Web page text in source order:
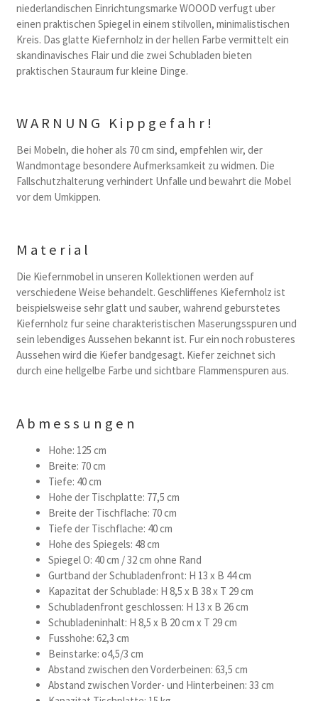
niederlandischen Einrichtungsmarke WOOOD verfugt uber
einen praktischen Spiegel in einem stilvollen, minimalistischen
Kreis. Das glatte Kiefernholz in der hellen Farbe vermittelt ein
skandinavisches Flair und die zwei Schubladen bieten
praktischen Stauraum fur kleine Dinge.
WARNUNG Kippgefahr!
Bei Mobeln, die hoher als 70 cm sind, empfehlen wir, der
Wandmontage besondere Aufmerksamkeit zu widmen. Die
Fallschutzhalterung verhindert Unfalle und bewahrt die Mobel
vor dem Umkippen.
Material
Die Kiefernmobel in unseren Kollektionen werden auf
verschiedene Weise behandelt. Geschliffenes Kiefernholz ist
beispielsweise sehr glatt und sauber, wahrend geburstetes
Kiefernholz fur seine charakteristischen Maserungsspuren und
sein lebendiges Aussehen bekannt ist. Fur ein noch robusteres
Aussehen wird die Kiefer bandgesagt. Kiefer zeichnet sich
durch eine hellgelbe Farbe und sichtbare Flammenspuren aus.
Abmessungen
Hohe: 125 cm
Breite: 70 cm
Tiefe: 40 cm
Hohe der Tischplatte: 77,5 cm
Breite der Tischflache: 70 cm
Tiefe der Tischflache: 40 cm
Hohe des Spiegels: 48 cm
Spiegel O: 40 cm / 32 cm ohne Rand
Gurtband der Schubladenfront: H 13 x B 44 cm
Kapazitat der Schublade: H 8,5 x B 38 x T 29 cm
Schubladenfront geschlossen: H 13 x B 26 cm
Schubladeninhalt: H 8,5 x B 20 cm x T 29 cm
Fusshohe: 62,3 cm
Beinstarke: o4,5/3 cm
Abstand zwischen den Vorderbeinen: 63,5 cm
Abstand zwischen Vorder- und Hinterbeinen: 33 cm